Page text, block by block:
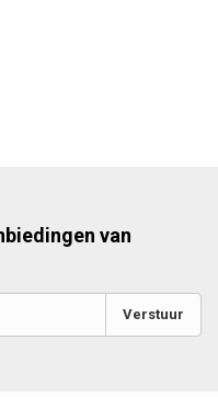
van
Verstuur